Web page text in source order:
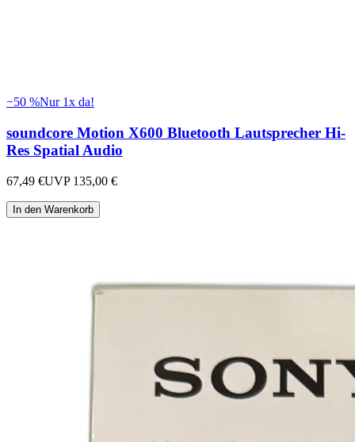
−50 %Nur 1x da!
soundcore Motion X600 Bluetooth Lautsprecher Hi-
Res Spatial Audio
67,49 €UVP 135,00 €
In den Warenkorb